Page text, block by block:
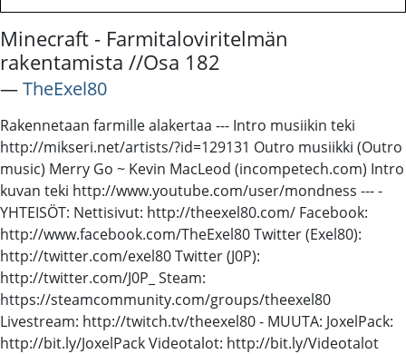
Minecraft - Farmitaloviritelmän
rakentamista //Osa 182
―TheExel80
Rakennetaan farmille alakertaa --- Intro musiikin teki
http://mikseri.net/artists/?id=129131 Outro musiikki (Outro
music) Merry Go ~ Kevin MacLeod (incompetech.com) Intro
kuvan teki http://www.youtube.com/user/mondness --- -
YHTEISÖT: Nettisivut: http://theexel80.com/ Facebook:
http://www.facebook.com/TheExel80 Twitter (Exel80):
http://twitter.com/exel80 Twitter (J0P):
http://twitter.com/J0P_ Steam:
https://steamcommunity.com/groups/theexel80
Livestream: http://twitch.tv/theexel80 - MUUTA: JoxelPack:
http://bit.ly/JoxelPack Videotalot: http://bit.ly/Videotalot